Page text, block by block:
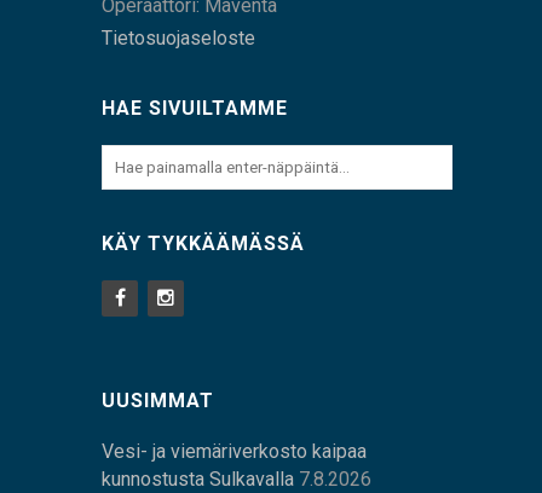
Operaattori: Maventa
Tietosuojaseloste
HAE SIVUILTAMME
KÄY TYKKÄÄMÄSSÄ
UUSIMMAT
Vesi- ja viemäriverkosto kaipaa
kunnostusta Sulkavalla 7.8.2026